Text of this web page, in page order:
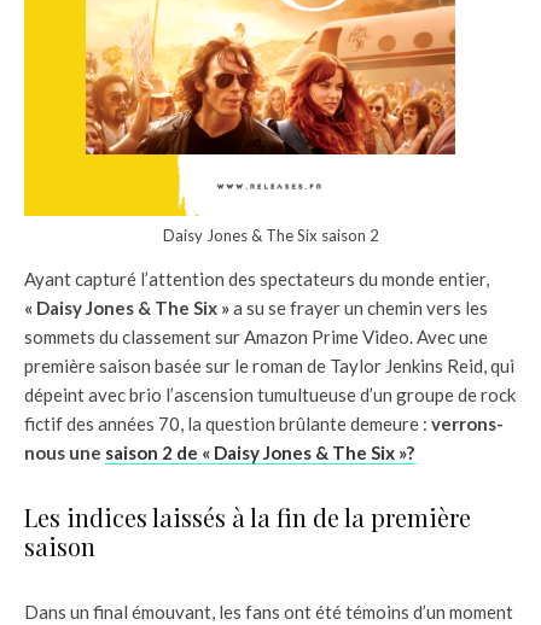
Daisy Jones & The Six saison 2
Ayant capturé l’attention des spectateurs du monde entier,
« Daisy Jones & The Six »a su se frayer un chemin vers les
sommets du classement sur Amazon Prime Video. Avec une
première saison basée sur le roman de Taylor Jenkins Reid, qui
dépeint avec brio l’ascension tumultueuse d’un groupe de rock
fictif des années 70, la question brûlante demeure : verrons-
nous une saison 2 de « Daisy Jones & The Six »?
Les indices laissés à la fin de la première
saison
Dans un final émouvant, les fans ont été témoins d’un moment